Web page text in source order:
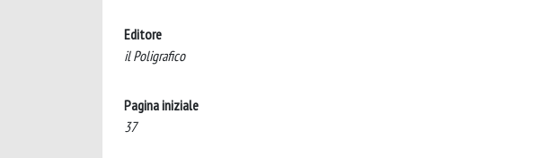
Editore
il Poligrafico
Pagina iniziale
37